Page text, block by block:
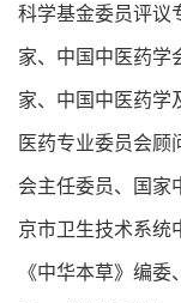
科学基金委员评议
家、中国中医药学
家、中国中医药学
医药专业委员会顾
会主任委员、国家
京市卫生技术系统
《中华本草》编